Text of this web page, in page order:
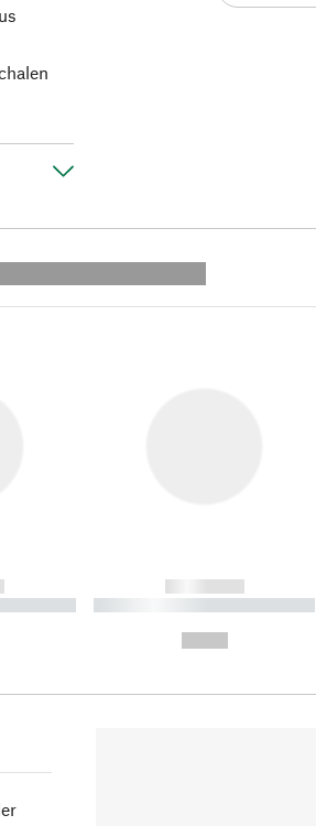
----------
------------
----------- ----------- ----------